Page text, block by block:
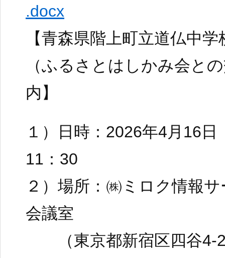
.docx
【青森県階上町立道仏中
（ふるさとはしかみ会と
内】
１）日時：2026年4月16日
11：30
２）場所：㈱ミロク情報
会議室
（東京都新宿区四谷4-